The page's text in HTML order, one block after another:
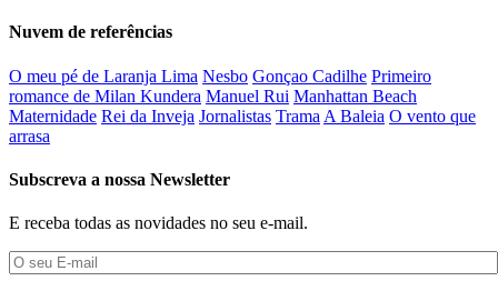
Nuvem de referências
O meu pé de Laranja Lima Nesbo Gonçao Cadilhe Primeiro
romance de Milan Kundera Manuel Rui Manhattan Beach
Maternidade Rei da Inveja Jornalistas Trama A Baleia O vento que
arrasa
Subscreva a nossa Newsletter
E receba todas as novidades no seu e-mail.